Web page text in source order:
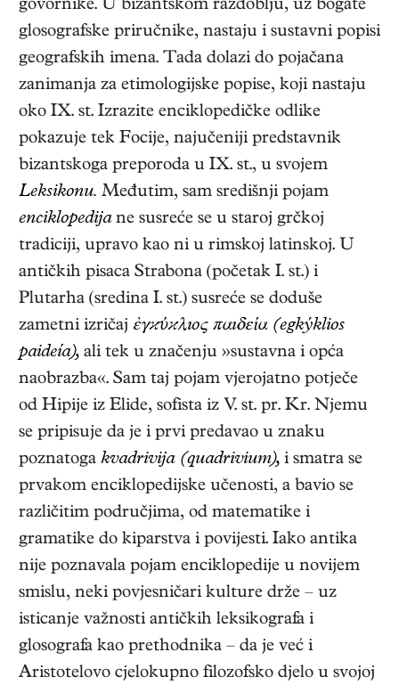
govornike. U bizantskom razdoblju, uz bogate
glosografske priručnike, nastaju i sustavni popisi
geografskih imena. Tada dolazi do pojačana
zanimanja za etimologijske popise, koji nastaju
oko IX. st. Izrazite enciklopedičke odlike
pokazuje tek Focije, najučeniji predstavnik
bizantskoga preporoda u IX. st., u svojem
Leksikonu. Međutim, sam središnji pojam
enciklopedijane susreće se u staroj grčkoj
tradiciji, upravo kao ni u rimskoj latinskoj. U
antičkih pisaca Strabona (početak I. st.) i
Plutarha (sredina I. st.) susreće se doduše
zametni izričaj ἐγϰύϰλıος παıδεία (egkýklios
paideía), ali tek u značenju »sustavna i opća
naobrazba«. Sam taj pojam vjerojatno potječe
od Hipije iz Elide, sofista iz V. st. pr. Kr. Njemu
se pripisuje da je i prvi predavao u znaku
poznatoga kvadrivija (quadrivium), i smatra se
prvakom enciklopedijske učenosti, a bavio se
različitim područjima, od matematike i
gramatike do kiparstva i povijesti. Iako antika
nije poznavala pojam enciklopedije u novijem
smislu, neki povjesničari kulture drže – uz
isticanje važnosti antičkih leksikografa i
glosografa kao prethodnika – da je već i
Aristotelovo cjelokupno filozofsko djelo u svojoj